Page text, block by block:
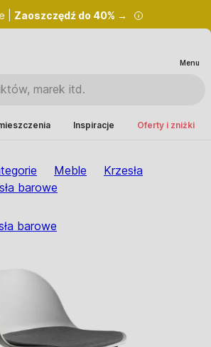
| Zaoszczędź do 40% →
Menu
Inspiracje Oferty i zniżki
Meble
Krzesła
barowe
barowe